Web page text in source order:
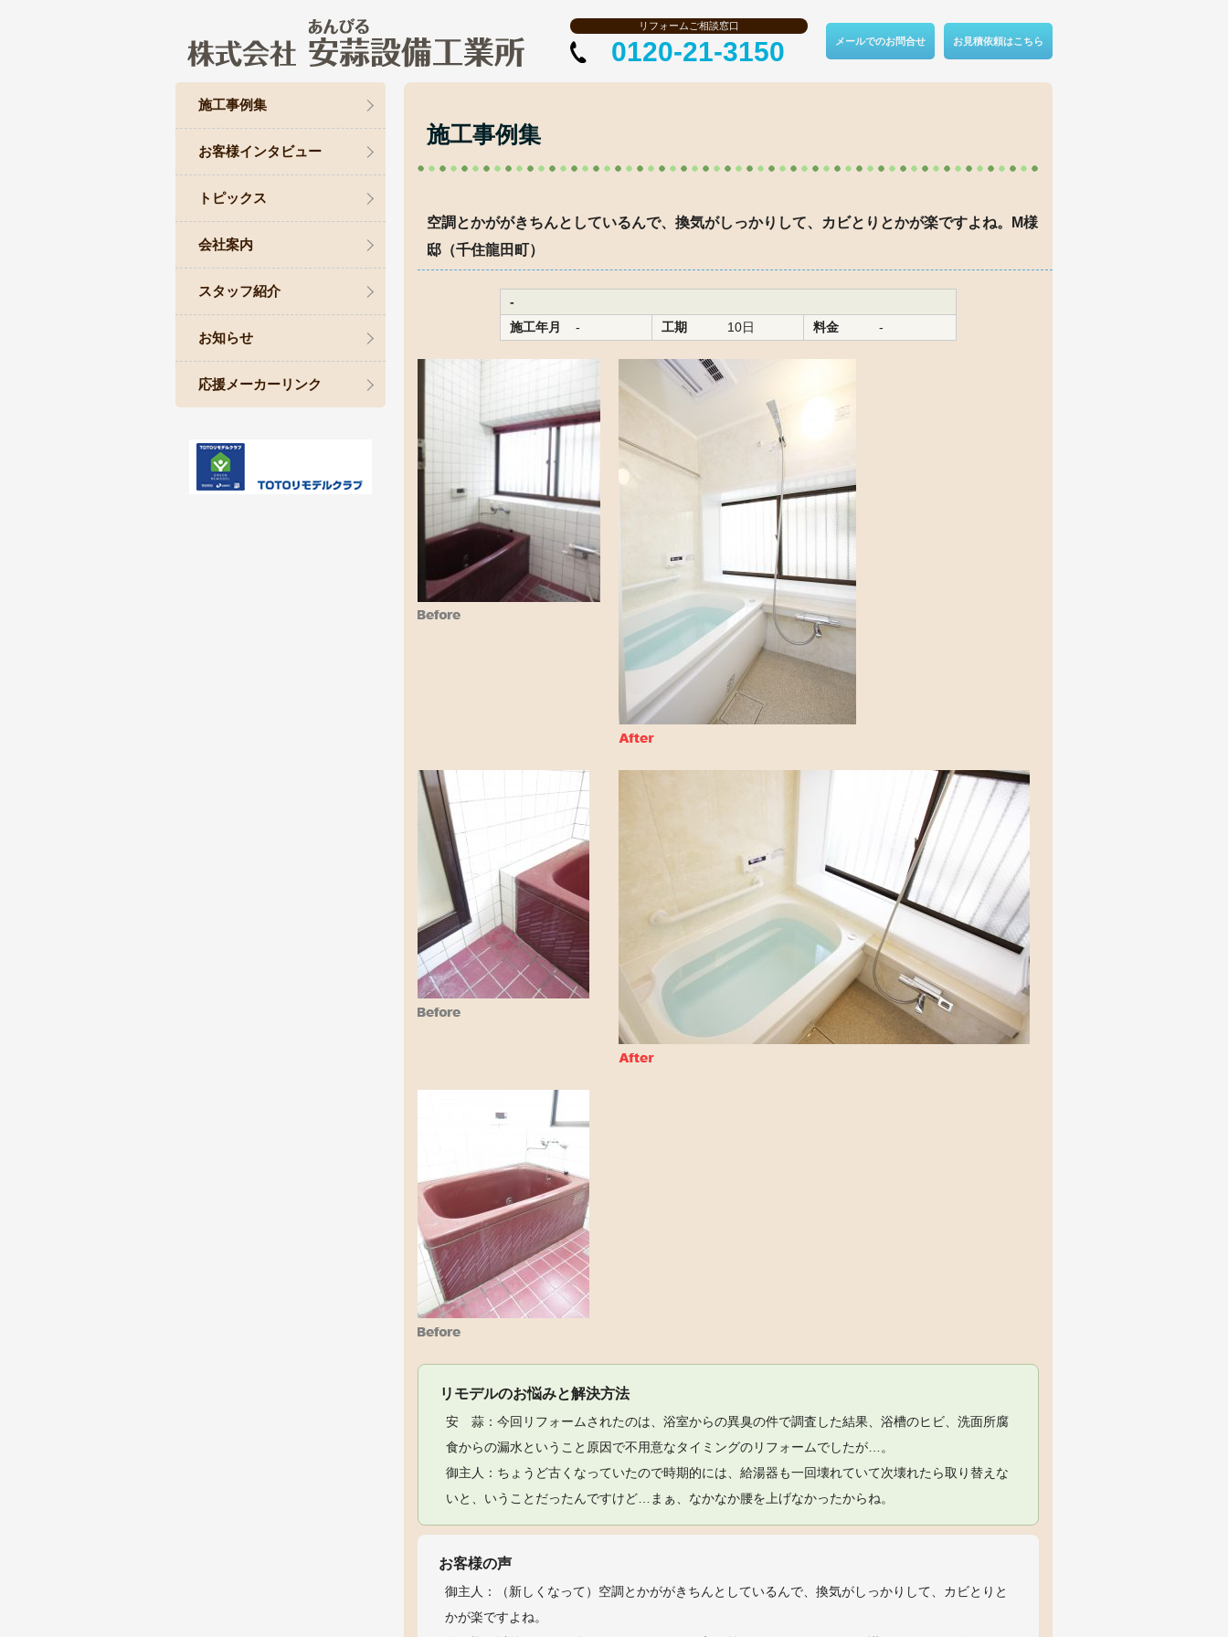
リフォームご相談窓口
0120-21-3150 メールでのお問合せ お見積依頼はこちら
施工事例集
空調とかががきちんとしているんで、換気がしっかりして、カビとりとかが楽ですよね。M様
邸（千住龍田町）
-
施工年月
- 工期 10日 料金 -
リモデルのお悩みと解決方法
安 蒜：今回リフォームされたのは、浴室からの異臭の件で調査した結果、浴槽のヒビ、洗面所腐
食からの漏水ということ原因で不用意なタイミングのリフォームでしたが…。
御主人：ちょうど古くなっていたので時期的には、給湯器も一回壊れていて次壊れたら取り替えな
いと、いうことだったんですけど…まぁ、なかなか腰を上げなかったからね。
お客様の声
御主人：（新しくなって）空調とかががきちんとしているんで、換気がしっかりして、カビとりと
かが楽ですよね。
施工事例集
お客様インタビュー
トピックス
会社案内
スタッフ紹介
お知らせ
応援メーカーリンク